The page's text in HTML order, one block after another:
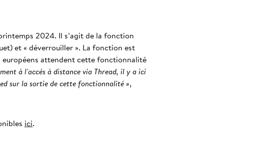
2024. Il s’agit de la fonction
et « déverrouiller ». La fonction est
européens attendent cette fonctionnalité
à l'accès à distance via Thread, il y a ici
sur la sortie de cette fonctionnalité »,
ici.